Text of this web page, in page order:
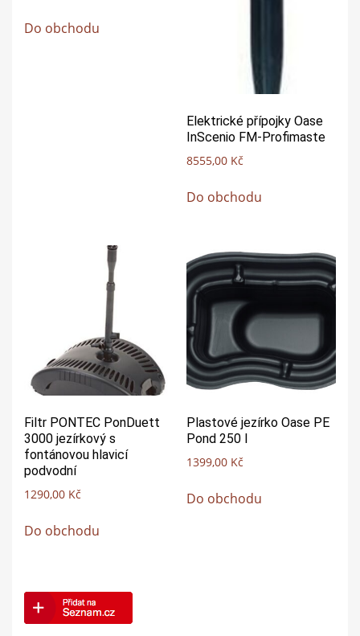
Do obchodu
Elektrické přípojky Oase
InScenio FM-Profimaste
8555,00 Kč
Do obchodu
Filtr PONTEC PonDuett
3000 jezírkový s
fontánovou hlavicí
podvodní
1290,00 Kč
Do obchodu
Plastové jezírko Oase PE
Pond 250 l
1399,00 Kč
Do obchodu